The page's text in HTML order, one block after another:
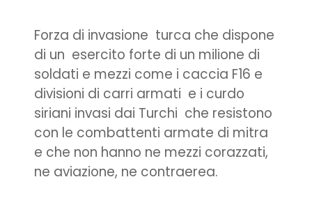
Forza di invasione turca che dispone
di un esercito forte di un milione di
soldati e mezzi come i caccia F16 e
divisioni di carri armati e i curdo
siriani invasi dai Turchi che resistono
con le combattenti armate di mitra
e che non hanno ne mezzi corazzati,
ne aviazione, ne contraerea.